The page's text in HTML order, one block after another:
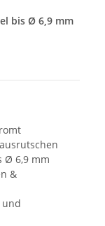
bis Ø 6,9 mm
Ø 6,9 mm
&
und